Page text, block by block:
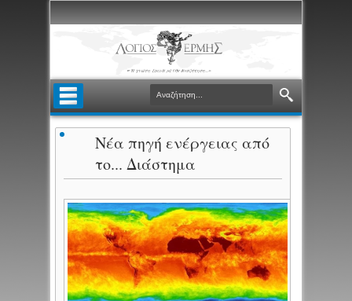
Νέα πηγή ενέργειας από
το... Διάστημα